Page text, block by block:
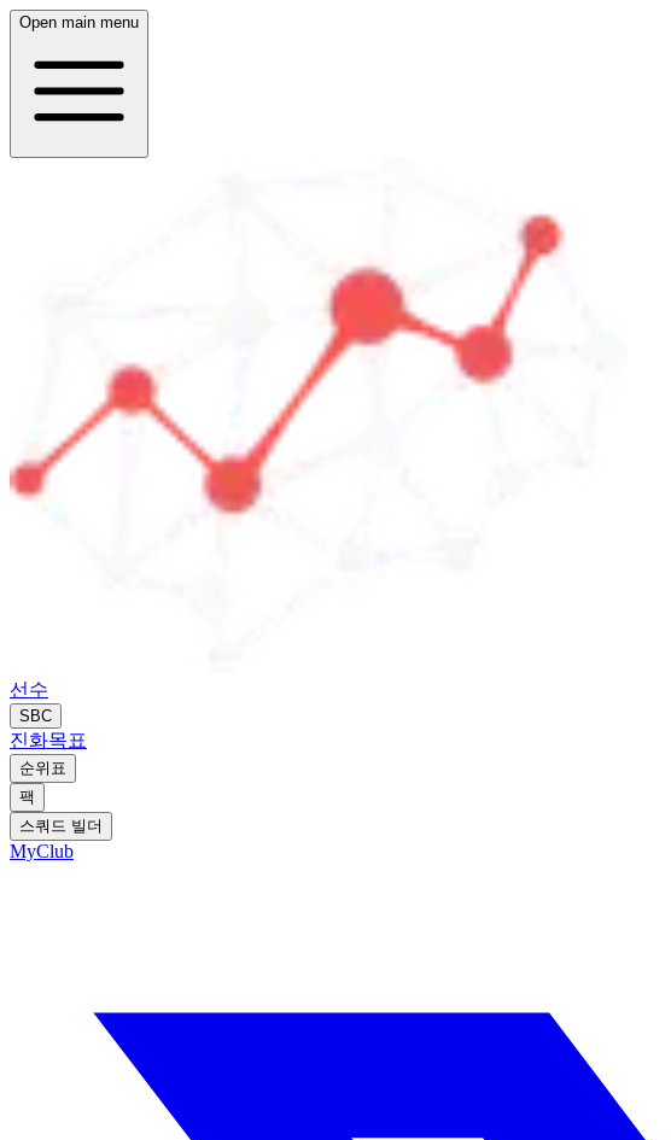
Open main menu
선수
SBC
진화목표
순위표
팩
스쿼드 빌더
MyClub